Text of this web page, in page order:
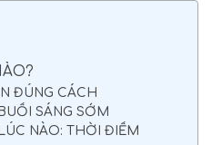
ĐÚNG CÁCH
SÁNG SỚM
NÀO: THỜI ĐIỂM